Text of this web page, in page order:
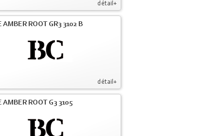
détail+
détail+
AMBER ROOT GR3 3102 B
AMBER ROOT G3 3105